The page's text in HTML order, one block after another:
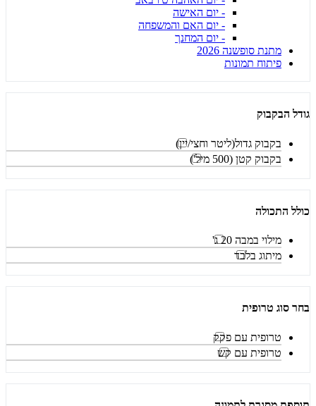
- יום האישה
- יום האם והמשפחה
- יום המחנך
מתנת סופשנה 2026
פיתוח תמונות
גודל הבקבוק
בקבוק גדול(ליטר וחצי/יין)
בקבוק קטן (500 מיל')
כולל התכולה
מילוי במבה 20 ג'
מיתוג בלבד
בחר סוג טרופית
טרופית עם פקק
טרופית עם קש